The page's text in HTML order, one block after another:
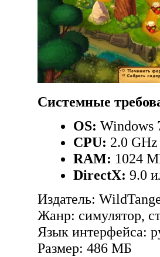
Системные
OS: Windows
CPU: 2.0 GHz
RAM: 1024
DirectX: 9.0
Издатель:
Жанр: симулятор,
Язык интерфейса:
Размер: 486 МБ